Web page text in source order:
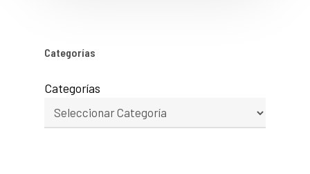
Categorías
Categorías